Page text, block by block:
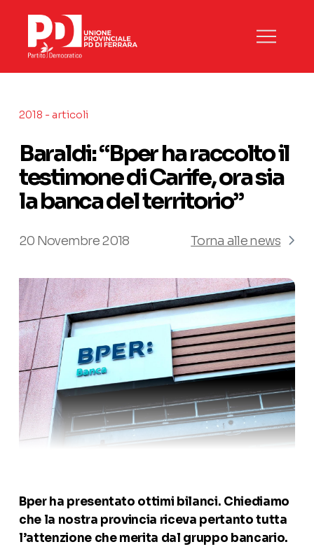
2018 - articoli
Baraldi: “Bper ha raccolto il
testimone di Carife, ora sia
la banca del territorio”
20 Novembre 2018 Torna alle news
Bper ha presentato ottimi bilanci. Chiediamo
che la nostra provincia riceva pertanto tutta
l’attenzione che merita dal gruppo bancario.